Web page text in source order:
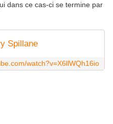
dans ce cas-ci se termine par
Spillane
watch?v=X6llWQh16io